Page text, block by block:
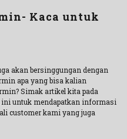
Kaca untuk
akan bersinggungan dengan
apa yang bisa kalian
Simak artikel kita pada
untuk mendapatkan informasi
customer kami yang juga